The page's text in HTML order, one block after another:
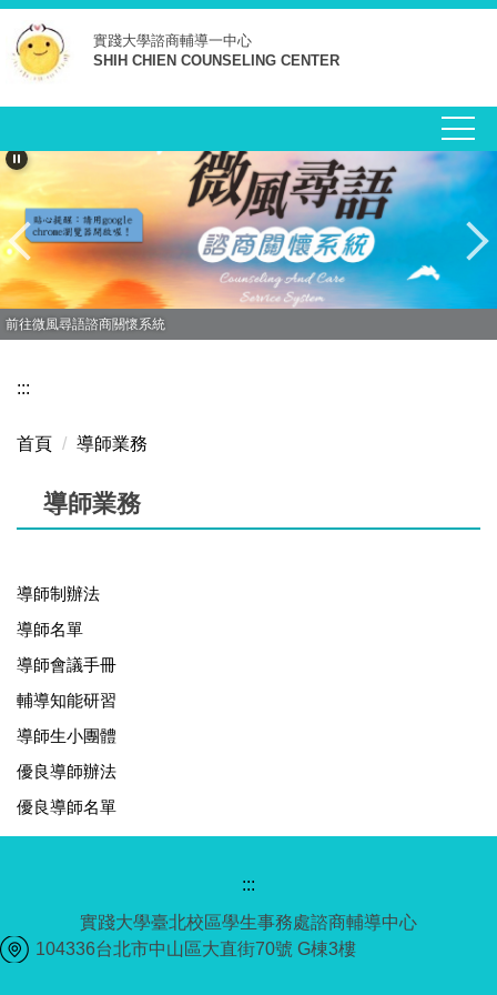
跳
到
主
要
容
實踐大學諮商輔導一中心
SHIH CHIEN COUNSELING CENTER
前往微風尋語諮商關懷系統
:::
首頁 導師業務
導師業務
導師制辦法
導師名單
導師會議手冊
輔導知能研習
導師生小團體
優良導師辦法
優良導師名單
:::
實踐大學臺北校區學生事務處諮商輔導中心
104336台北市中山區大直街70號 G棟3樓